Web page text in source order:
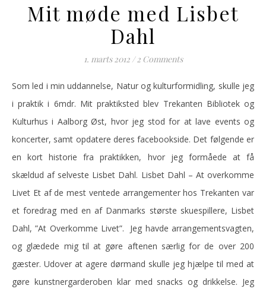
Mit møde med Lisbet
Dahl
1. marts 2012 / 2 Comments
Som led i min uddannelse, Natur og kulturformidling, skulle jeg
i praktik i 6mdr. Mit praktiksted blev Trekanten Bibliotek og
Kulturhus i Aalborg Øst, hvor jeg stod for at lave events og
koncerter, samt opdatere deres facebookside. Det følgende er
en kort historie fra praktikken, hvor jeg formåede at få
skældud af selveste Lisbet Dahl. Lisbet Dahl – At overkomme
Livet Et af de mest ventede arrangementer hos Trekanten var
et foredrag med en af Danmarks største skuespillere, Lisbet
Dahl, ”At Overkomme Livet”. Jeg havde arrangementsvagten,
og glædede mig til at gøre aftenen særlig for de over 200
gæster. Udover at agere dørmand skulle jeg hjælpe til med at
gøre kunstnergarderoben klar med snacks og drikkelse. Jeg